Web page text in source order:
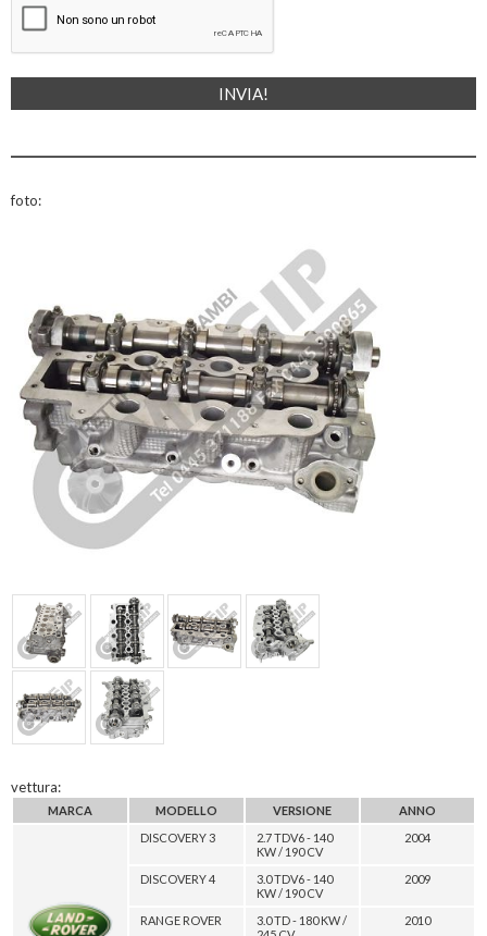
foto:
vettura:
MARCA MODELLO VERSIONE
ANNO
DISCOVERY 3
2.7 TDV6 - 140
KW / 190 CV
2004
DISCOVERY 4
3.0 TDV6 - 140
KW / 190 CV
2009
RANGE ROVER
3.0 TD - 180 KW /
2010